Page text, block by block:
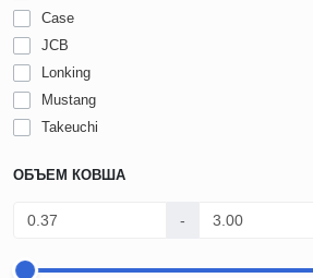
Case
JCB
Lonking
Mustang
Takeuchi
ОБЪЕМ КОВША
-